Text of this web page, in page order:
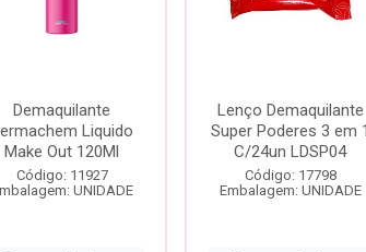
Demaquilante
Liquido
Make Out 120Ml
Código: 11927
UNIDADE
Lenço Demaquilante
Super Poderes 3 em 1
C/24un LDSP04
Código: 17798
Embalagem: UNIDADE